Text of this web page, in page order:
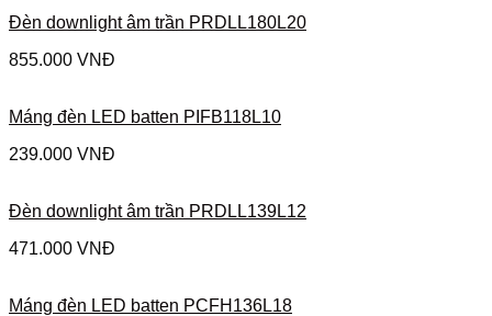
Đèn downlight âm trần PRDLL180L20
855.000 VNĐ
Máng đèn LED batten PIFB118L10
239.000 VNĐ
Đèn downlight âm trần PRDLL139L12
471.000 VNĐ
Máng đèn LED batten PCFH136L18